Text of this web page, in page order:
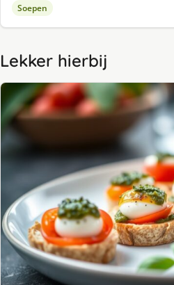
Soepen
Lekker hierbij